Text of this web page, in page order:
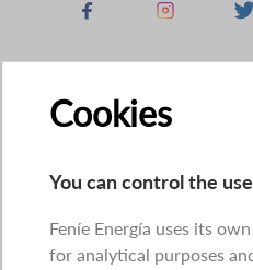
Facebook Instagram X
Cookies
You can control the
Feníe Energía uses its
for analytical purposes